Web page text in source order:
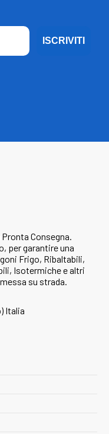
ISCRIVITI
Consegna.
per garantire una
Frigo, Ribaltabili,
Isotermiche e altri
su strada.
Italia